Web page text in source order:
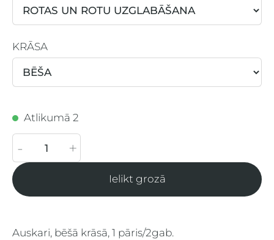
KRĀSA
Atlikumā 2
- +
Ielikt grozā
Auskari, bēšā krāsā, 1 pāris/2gab.